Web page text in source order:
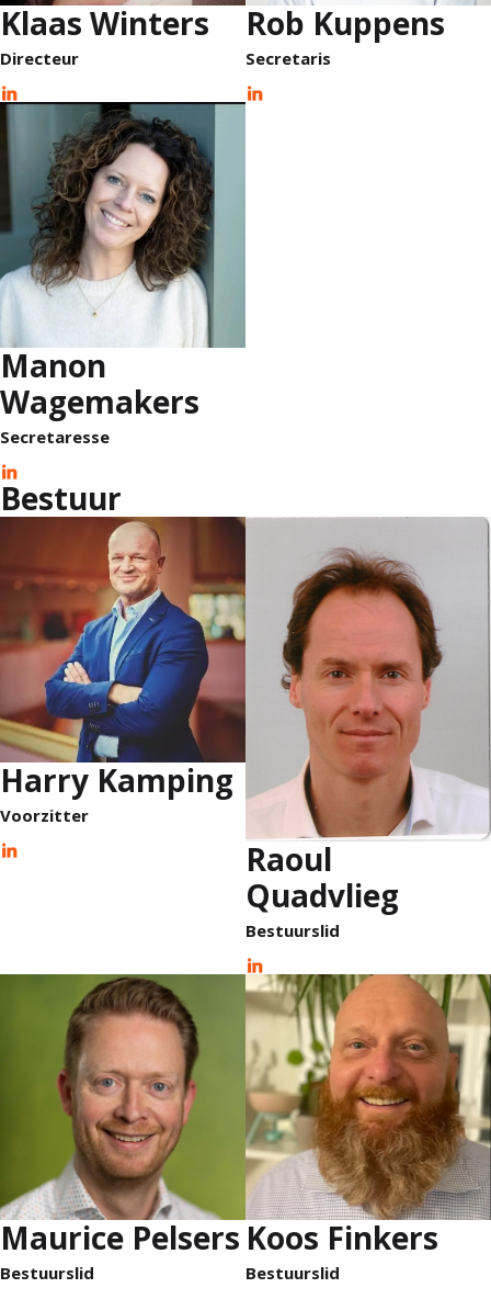
Klaas Winters
Directeur
Rob Kuppens
Secretaris
Manon
Wagemakers
Secretaresse
Bestuur
Harry Kamping
Voorzitter
Raoul
Quadvlieg
Bestuurslid
Maurice Pelsers
Bestuurslid
Koos Finkers
Bestuurslid